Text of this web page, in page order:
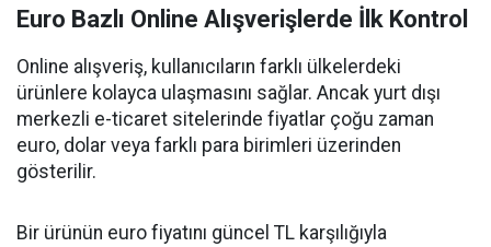
Euro Bazlı Online Alışverişlerde İlk Kontrol
Online alışveriş, kullanıcıların farklı ülkelerdeki
ürünlere kolayca ulaşmasını sağlar. Ancak yurt dışı
merkezli e-ticaret sitelerinde fiyatlar çoğu zaman
euro, dolar veya farklı para birimleri üzerinden
gösterilir.
Bir ürünün euro fiyatını güncel TL karşılığıyla